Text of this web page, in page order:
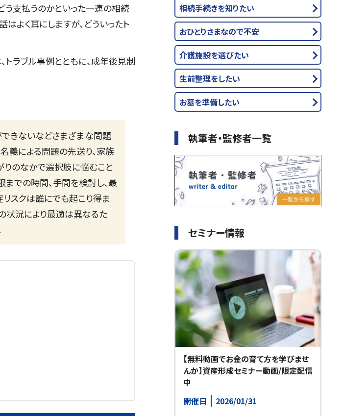
う支払うのかといった一連の相続
よく耳にしますが、どういったト
トラブル事例とともに、成年後見制
きないなどさまざまな問題
義による問題の先送り、家族
のなかで選択肢に悩むこと
までの時間、手間を検討し、最
スクは誰にでも起こり得ま
状況により最適は異なるた
相続手続きを知りたい
おひとりさまなので不安
介護施設を選びたい
生前整理をしたい
お墓を準備したい
執筆者・監修者一覧
セミナー情報
【無料動画でお金の育て方を学びませ
んか】資産形成セミナー動画/限定配信
中
開催日
2026/01/31